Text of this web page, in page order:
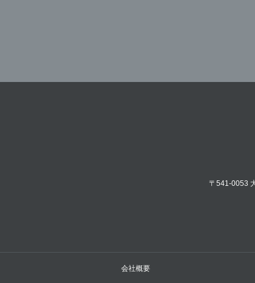
〒541-0053
会社概要